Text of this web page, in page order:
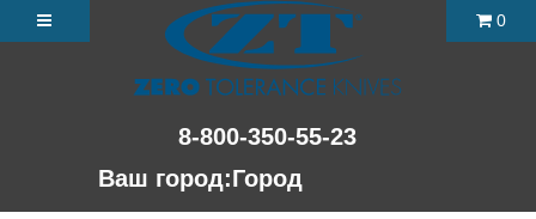
8-800-350-55-23
Ваш город:Город
0